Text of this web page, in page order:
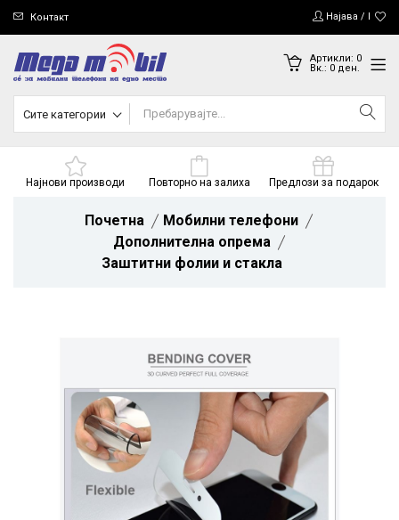
Контакт Најава /
Артикли: 0
Вк.: 0ден.
Сите категории
Најнови производи Повторно на залиха Предлози за подарок
Почетна
Мобилни телефони
Дополнителна опрема
Заштитни фолии и стакла